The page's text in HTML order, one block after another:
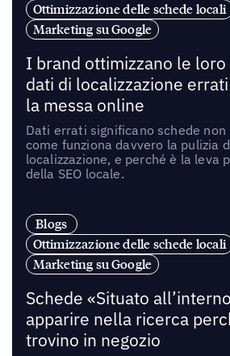
Ottimizzazione delle schede locali
Marketing su Google
I brand ottimizzano le loro
dati di localizzazione
la messa online
Dati errati significano schede non
come funziona davvero la pulizia
localizzazione, e perché è la leva
della SEO locale.
Blogs
Ottimizzazione delle schede locali
Marketing su Google
Schede «Situato
apparire nella ricerca
trovino in negozio